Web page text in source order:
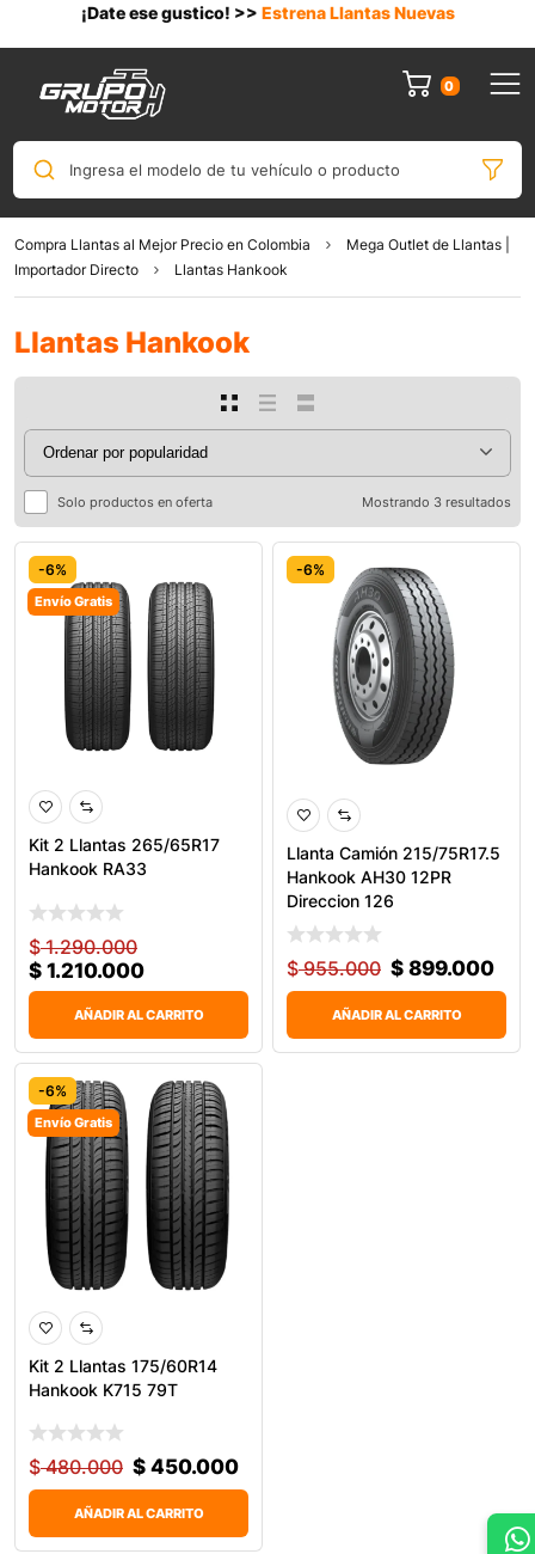
¡Date ese gustico! >> Estrena Llantas Nuevas
0
Ingresa el modelo de tu vehículo o producto
Compra Llantas al Mejor Precio en Colombia
Mega Outlet de Llantas |
Importador Directo
Llantas Hankook
Llantas Hankook
Solo productos en oferta Mostrando 3 resultados
-6%
Envío Gratis
Kit 2 Llantas 265/65R17
Hankook RA33
$1.290.000
$ 1.210.000
AÑADIR AL CARRITO
-6%
Llanta Camión 215/75R17.5
Hankook AH30 12PR
Direccion 126
$955.000 $ 899.000
AÑADIR AL CARRITO
-6%
Envío Gratis
Kit 2 Llantas 175/60R14
Hankook K715 79T
$480.000 $ 450.000
AÑADIR AL CARRITO